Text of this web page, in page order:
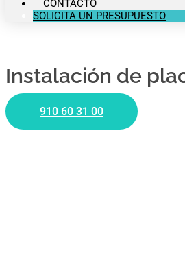
CONTACTO
SOLICITA UN PRESUPUESTO
Instalación de
910 60 31 00